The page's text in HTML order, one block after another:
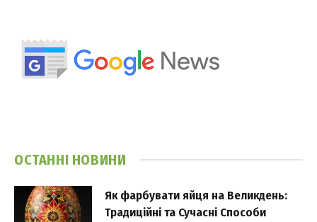
ОСТАННІ НОВИНИ
Як фарбувати яйця на Великдень:
Традиційні та Сучасні Способи